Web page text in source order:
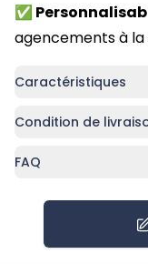
✅
agencements à
Caractéristiques
Condition de
FAQ